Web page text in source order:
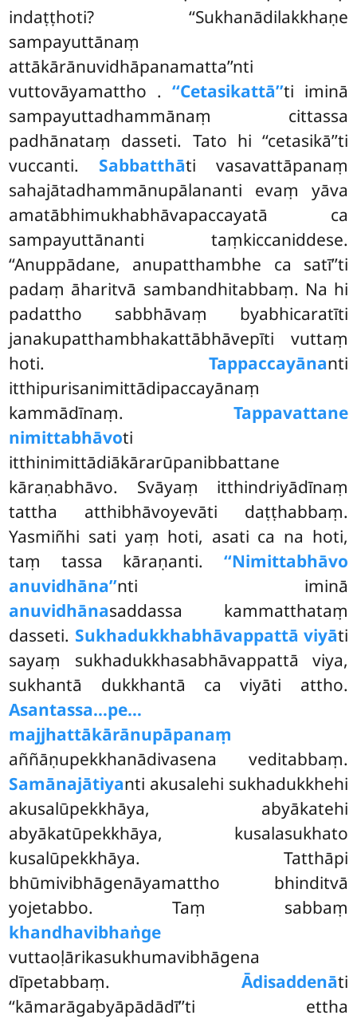
indaṭṭhoti? ‘‘Sukhanādilakkhaṇe
sampayuttānaṃ
attākārānuvidhāpanamatta’’nti
vuttovāyamattho . ‘‘Cetasikattā’’ti iminā
sampayuttadhammānaṃ cittassa
padhānataṃ dasseti. Tato hi ‘‘cetasikā’’ti
vuccanti. Sabbatthāti vasavattāpanaṃ
sahajātadhammānupālananti evaṃ yāva
amatābhimukhabhāvapaccayatā ca
sampayuttānanti taṃkiccaniddese.
‘‘Anuppādane, anupatthambhe ca satī’’ti
padaṃ āharitvā sambandhitabbaṃ. Na hi
padattho sabbhāvaṃ byabhicaratīti
janakupatthambhakattābhāvepīti vuttaṃ
hoti. Tappaccayānanti
itthipurisanimittādipaccayānaṃ
kammādīnaṃ. Tappavattane
nimittabhāvoti
itthinimittādiākārarūpanibbattane
kāraṇabhāvo. Svāyaṃ itthindriyādīnaṃ
tattha atthibhāvoyevāti daṭṭhabbaṃ.
Yasmiñhi sati yaṃ hoti, asati ca na hoti,
taṃ tassa kāraṇanti. ‘‘Nimittabhāvo
anuvidhāna’’nti iminā
anuvidhānasaddassa kammatthataṃ
dasseti. Sukhadukkhabhāvappattā viyāti
sayaṃ sukhadukkhasabhāvappattā viya,
sukhantā dukkhantā ca viyāti attho.
Asantassa…pe…
majjhattākārānupāpanaṃ
aññāṇupekkhanādivasena veditabbaṃ.
Samānajātiyanti akusalehi sukhadukkhehi
akusalūpekkhāya, abyākatehi
abyākatūpekkhāya, kusalasukhato
kusalūpekkhāya. Tatthāpi
bhūmivibhāgenāyamattho bhinditvā
yojetabbo. Taṃ sabbaṃ
khandhavibhaṅge
vuttaoḷārikasukhumavibhāgena
dīpetabbaṃ. Ādisaddenāti
‘‘kāmarāgabyāpādādī’’ti ettha